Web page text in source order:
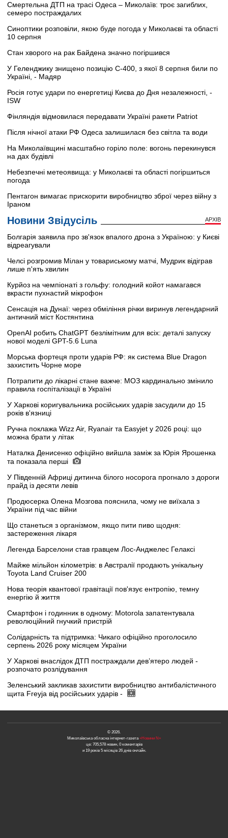
Смертельна ДТП на трасі Одеса – Миколаїв: троє загиблих,
семеро постраждалих
Синоптики розповіли, якою буде погода у Миколаєві та області
10 серпня
Стан хворого на рак Байдена значно погіршився
У Геленджику знищено позицію С-400, з якої 8 серпня били по
Україні, - Мадяр
Росія готує удари по енергетиці Києва до Дня незалежності, -
ISW
Фінляндія відмовилася передавати Україні ракети Patriot
Після нічної атаки РФ Одеса залишилася без світла та води
На Миколаївщині масштабно горіло поле: вогонь перекинувся
на дах будівлі
Небезпечні метеоявища: у Миколаєві та області погіршиться
погода
Пентагон вимагає прискорити виробництво зброї через війну з
Іраном
Новини Звідусіль АРХІВ
Болгарія заявила про зв'язок впалого дрона з Україною: у Києві
відреагували
Челсі розгромив Мілан у товариському матчі, Мудрик відіграв
лише п'ять хвилин
Курйоз на чемпіонаті з гольфу: голодний койот намагався
вкрасти пухнастий мікрофон
Сенсація на Дунаї: через обміління річки виринув легендарний
античний міст Костянтина
OpenAI робить ChatGPT безлімітним для всіх: деталі запуску
нової моделі GPT-5.6 Luna
Морська фортеця проти ударів РФ: як система Blue Dragon
захистить Чорне море
Потрапити до лікарні стане важче: МОЗ кардинально змінило
правила госпіталізації в Україні
У Харкові коригувальника російських ударів засудили до 15
років в'язниці
Ручна поклажа Wizz Air, Ryanair та Easyjet у 2026 році: що
можна брати у літак
Наталка Денисенко офіційно вийшла заміж за Юрія Ярошенка
та показала перші
У Південній Африці дитинча білого носорога прогнало з дороги
прайд із десяти левів
Продюсерка Олена Мозгова пояснила, чому не виїхала з
України під час війни
Що станеться з організмом, якщо пити пиво щодня:
застереження лікаря
Легенда Барселони став гравцем Лос-Анджелес Гелаксі
Майже мільйон кілометрів: в Австралії продають унікальну
Toyota Land Cruiser 200
Нова теорія квантової гравітації пов'язує ентропію, темну
енергію й життя
Смартфон і годинник в одному: Motorola запатентувала
революційний гнучкий пристрій
Солідарність та підтримка: Чикаго офіційно проголосило
серпень 2026 року місяцем України
У Харкові внаслідок ДТП постраждали дев’ятеро людей -
розпочато розлідування
Зеленський закликав захистити виробництво антибалістичного
щита Freyja від російських ударів -
© 2026.
Миколаївська обласна інтернет-газета«Новини N»
це: 705,578 новин, 0 коментарів
и 19 років 5 місяців 26 днів онлайн.